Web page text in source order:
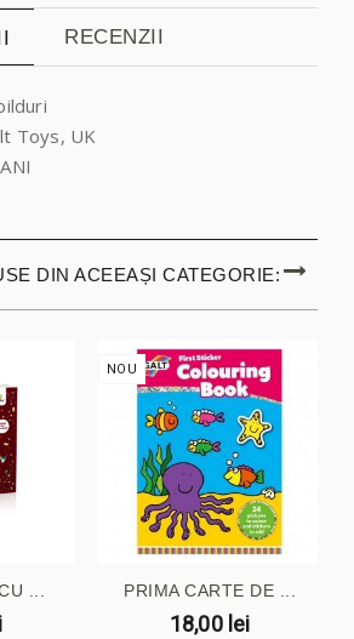
RECENZII
Toys, UK
DIN ACEEAȘI CATEGORIE:
...
NOU
PRIMA CARTE DE ...
18,00 lei